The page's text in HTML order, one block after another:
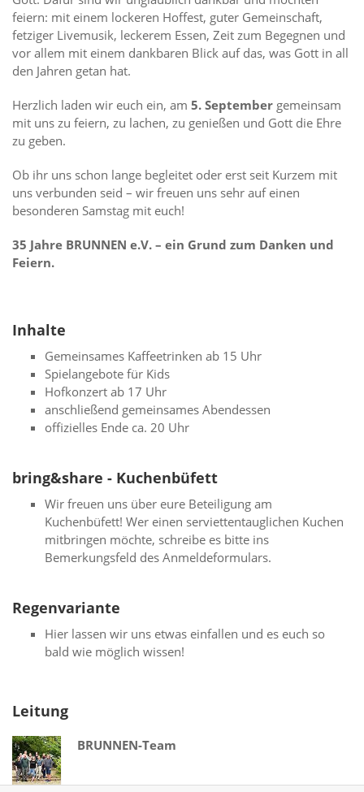
feiern: mit einem lockeren Hoffest, guter Gemeinschaft,
fetziger Livemusik, leckerem Essen, Zeit zum Begegnen und
vor allem mit einem dankbaren Blick auf das, was Gott in all
den Jahren getan hat.
Herzlich laden wir euch ein, am 5. September gemeinsam
mit uns zu feiern, zu lachen, zu genießen und Gott die Ehre
zu geben.
Ob ihr uns schon lange begleitet oder erst seit Kurzem mit
uns verbunden seid – wir freuen uns sehr auf einen
besonderen Samstag mit euch!
35 Jahre BRUNNEN e.V. – ein Grund zum Danken und
Feiern.
Inhalte
Gemeinsames Kaffeetrinken ab 15 Uhr
Spielangebote für Kids
Hofkonzert ab 17 Uhr
anschließend gemeinsames Abendessen
offizielles Ende ca. 20 Uhr
bring&share - Kuchenbüfett
Wir freuen uns über eure Beteiligung am
Kuchenbüfett! Wer einen serviettentauglichen Kuchen
mitbringen möchte, schreibe es bitte ins
Bemerkungsfeld des Anmeldeformulars.
Regenvariante
Hier lassen wir uns etwas einfallen und es euch so
bald wie möglich wissen!
Leitung
BRUNNEN-Team